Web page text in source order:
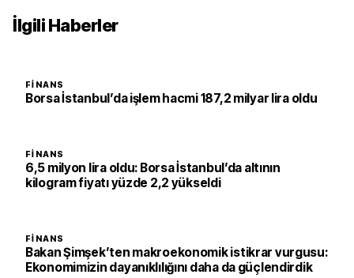
İlgili Haberler
FINANS
Borsa İstanbul’da işlem hacmi 187,2 milyar lira oldu
FINANS
6,5 milyon lira oldu: Borsa İstanbul’da altının
kilogram fiyatı yüzde 2,2 yükseldi
FINANS
Bakan Şimşek’ten makroekonomik istikrar vurgusu:
Ekonomimizin dayanıklılığını daha da güçlendirdik